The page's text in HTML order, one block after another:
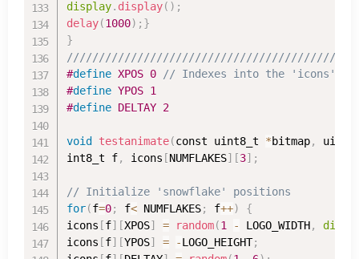
display. display( ) ;
delay(1000) ; }
}
#define XPOS 0
// Indexes into the 'icons'
#define YPOS 1
#define DELTAY 2
void testanimate(const uint8_t *bitmap,
int8_t f, icons [NUMFLAKES] [3] ;
// Initialize 'snowflake' positions
for(f=0; f< NUMFLAKES; f++)
{
icons [f] [XPOS] = random(1 - LOGO_WIDTH,
icons [f] [YPOS] = -LOGO_HEIGHT;